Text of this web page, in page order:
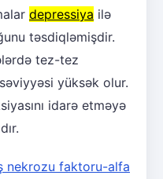
depressiya ilə
təsdiqləmişdir.
tez-tez
səviyyəsi yüksək olur.
idarə etməyə
nekrozu faktoru-alfa